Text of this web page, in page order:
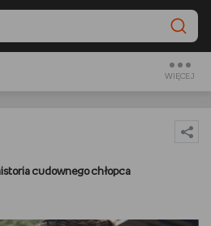
WIĘCEJ
cudownego chłopca